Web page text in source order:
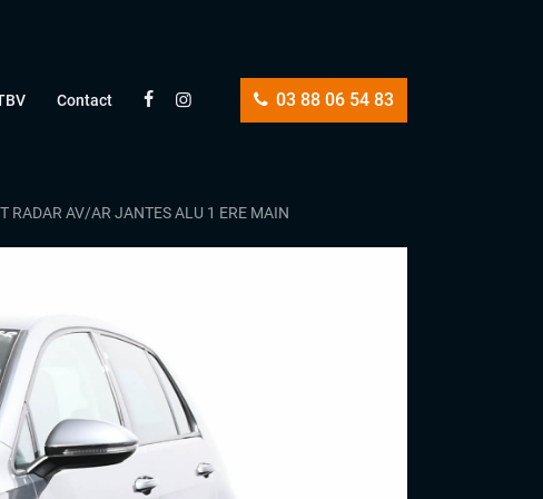
03 88 06 54 83
Contact
RADAR AV/AR JANTES ALU 1 ERE MAIN